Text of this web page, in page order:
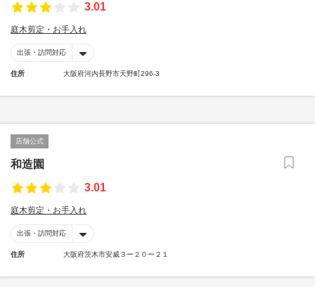
3.01
庭木剪定・お手入れ
出張・訪問対応
住所 大阪府河内長野市天野町296-3
店舗公式
和造園
3.01
庭木剪定・お手入れ
出張・訪問対応
住所 大阪府茨木市安威３ー２０ー２１